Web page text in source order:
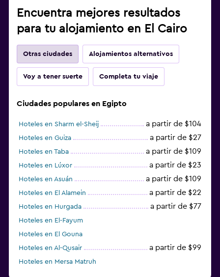
Encuentra mejores resultados
para tu alojamiento en El Cairo
Otras ciudades Alojamientos alternativos
Voy a tener suerte Completa tu viaje
Ciudades populares en Egipto
Hoteles en Sharm el-Sheij a partir de $104
Hoteles en Guiza a partir de $27
Hoteles en Taba a partir de $109
Hoteles en Lúxor a partir de $23
Hoteles en Asuán a partir de $109
Hoteles en El Alamein a partir de $22
Hoteles en Hurgada a partir de $77
Hoteles en El-Fayum
Hoteles en El Gouna
Hoteles en Al-Qusair
a partir de $99
Hoteles en Mersa Matruh